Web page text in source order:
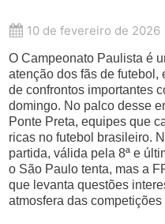
10 de fevereiro de 2026
O Campeonato Paulista é
atenção dos fãs de futebol,
de confrontos importantes
domingo. No palco desse
Ponte Preta, equipes que
ricas no futebol brasileiro.
partida, válida pela 8ª e
o São Paulo tenta, mas a
que levanta questões
atmosfera das competições